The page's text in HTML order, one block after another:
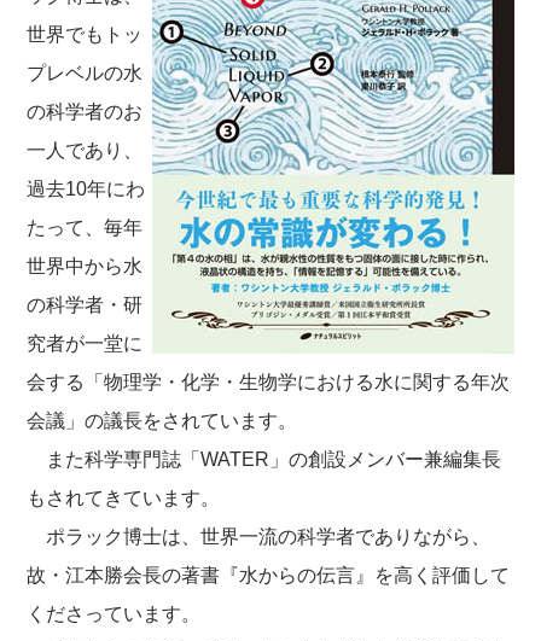
世界でもトッ
プレベルの水
の科学者のお
一人であり、
過去10年にわ
たって、毎年
世界中から水
の科学者・研
究者が一堂に
会する「物理学・化学・生物学における水に関する年次
会議」の議長をされています。
また科学専門誌「WATER」の創設メンバー兼編集長
もされてきています。
ポラック博士は、世界一流の科学者でありながら、
故・江本勝会長の著書『水からの伝言』を高く評価して
くださっています。